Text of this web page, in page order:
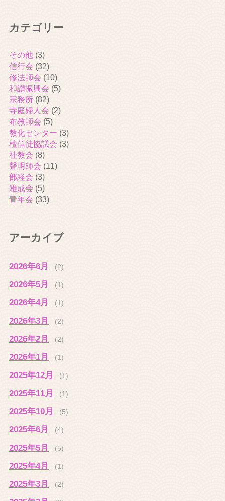
カテゴリー
その他(3)
信行会 (32)
修法師会 (10)
和讃振興会 (5)
宗務所(82)
寺庭婦人会 (2)
布教師会 (5)
教化センター (3)
檀信徒協議会 (3)
社教会 (8)
聲明師会 (11)
部経会 (3)
雅成会 (5)
青年会 (33)
アーカイブ
2026年6月 (2)
2026年5月 (1)
2026年4月 (1)
2026年3月 (2)
2026年2月 (2)
2026年1月 (1)
2025年12月 (1)
2025年11月 (1)
2025年10月 (5)
2025年6月 (4)
2025年5月 (5)
2025年4月 (1)
2025年3月 (2)